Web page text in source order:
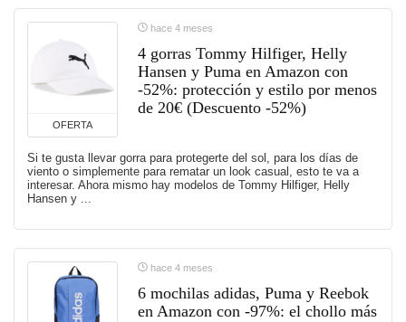
OFERTA
hace 4 meses
4 gorras Tommy Hilfiger, Helly
Hansen y Puma en Amazon con
-52%: protección y estilo por menos
de 20€ (Descuento -52%)
Si te gusta llevar gorra para protegerte del sol, para los días de
viento o simplemente para rematar un look casual, esto te va a
interesar. Ahora mismo hay modelos de Tommy Hilfiger, Helly
Hansen y ...
hace 4 meses
6 mochilas adidas, Puma y Reebok
en Amazon con -97%: el chollo más